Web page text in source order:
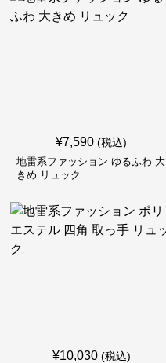
¥7,590 (税込)
地雷系ファッション ゆるふわ 大
きめ リュック
¥10,030 (税込)